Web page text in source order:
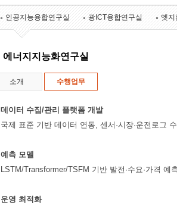
인공지능융합연구실 광ICT융합연구실 엣지
에너지지능화연구실
소개 수행업무
데이터 수집/관리 플랫폼 개발
국제 표준 기반 데이터 연동, 센서·시장·운전로그
예측 모델
LSTM/Transformer/TSFM 기반 발전·수요·가격
운영 최적화